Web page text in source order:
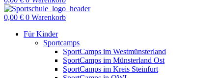
0,00 € 0 Warenkorb
Für Kinder
Sportcamps
SportCamps im Westmünsterland
SportCamps im Münsterland Ost
SportCamps im Kreis Steinfurt